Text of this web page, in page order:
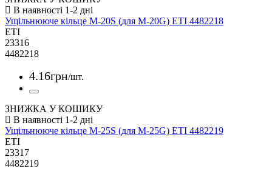
Ущільнююче кільце M-20S (для M-20G) ETI 4482218
ETI
23316
4482218
4.16грн/шт.
ЗНИЖКА У КОШИКУ
Ущільнююче кільце M-25S (для M-25G) ETI 4482219
ETI
23317
4482219